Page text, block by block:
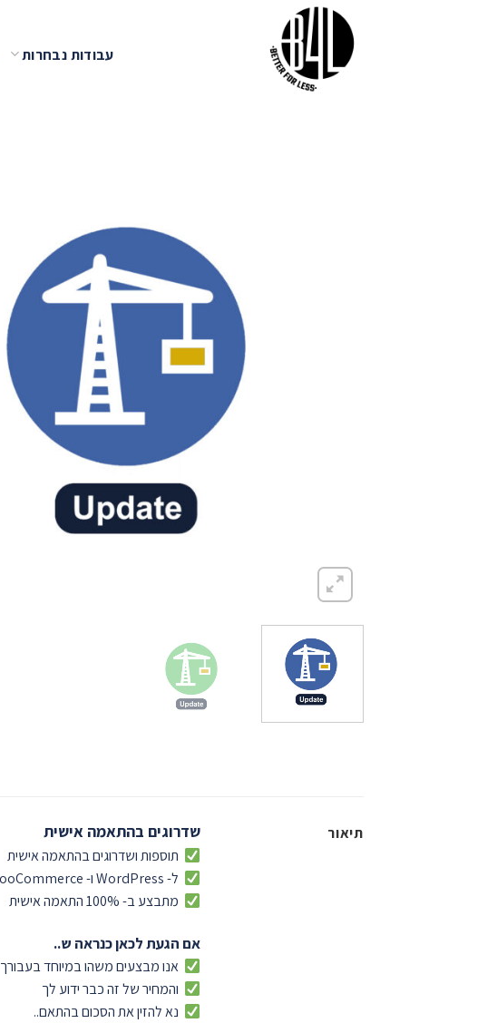
עבודות נבחרות
תיאור שדרוגים בהתאמה אישית
תוספות ושדרוגים בהתאמה אישית
ל- WordPress ו- WooCommerce
מתבצע ב- 100% התאמה אישית
אם הגעת לכאן כנראה ש..
אנו מבצעים משהו במיוחד בעבורך
והמחיר של זה כבר ידוע לך
נא להזין את הסכום בהתאם..